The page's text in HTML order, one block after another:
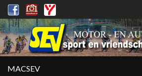
MACSEV